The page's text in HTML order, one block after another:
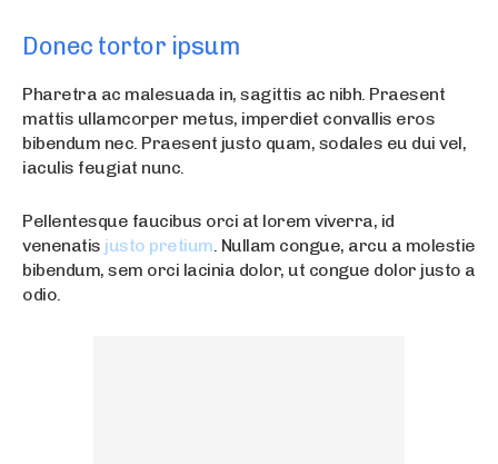
Donec tortor ipsum
Pharetra ac malesuada in, sagittis ac nibh. Praesent
mattis ullamcorper metus, imperdiet convallis eros
bibendum nec. Praesent justo quam, sodales eu dui vel,
iaculis feugiat nunc.
Pellentesque faucibus orci at lorem viverra, id
venenatis justo pretium. Nullam congue, arcu a molestie
bibendum, sem orci lacinia dolor, ut congue dolor justo a
odio.